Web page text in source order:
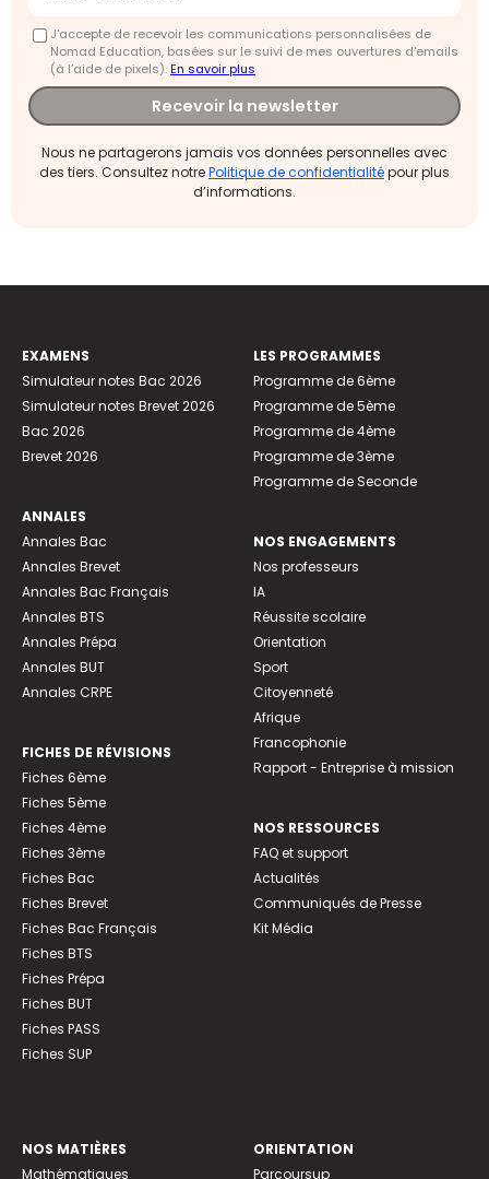
J'accepte de recevoir les communications personnalisées de
Nomad Education, basées sur le suivi de mes ouvertures d'emails
(à l’aide de pixels).En savoir plus
Recevoir la newsletter
Nous ne partagerons jamais vos données personnelles avec
des tiers. Consultez notrePolitique de confidentialitépour plus
d’informations.
EXAMENS
Simulateur notes Bac 2026
Simulateur notes Brevet 2026
Bac 2026
Brevet 2026
ANNALES
Annales Bac
Annales Brevet
Annales Bac Français
Annales BTS
Annales Prépa
Annales BUT
Annales CRPE
FICHES DE RÉVISIONS
Fiches 6ème
Fiches 5ème
Fiches 4ème
Fiches 3ème
Fiches Bac
Fiches Brevet
Fiches Bac Français
Fiches BTS
Fiches Prépa
Fiches BUT
Fiches PASS
Fiches SUP
LES PROGRAMMES
Programme de 6ème
Programme de 5ème
Programme de 4ème
Programme de 3ème
Programme de Seconde
NOS ENGAGEMENTS
Nos professeurs
IA
Réussite scolaire
Orientation
Sport
Citoyenneté
Afrique
Francophonie
Rapport - Entreprise à mission
NOS RESSOURCES
FAQ et support
Actualités
Communiqués de Presse
Kit Média
NOS MATIÈRES
Mathématiques
ORIENTATION
Parcoursup